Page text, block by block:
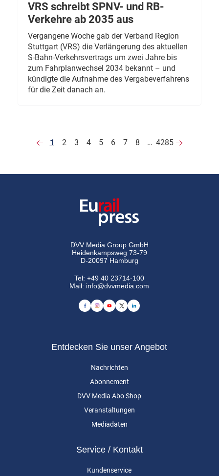
VRS schreibt SPNV- und RB-
Verkehre ab 2035 aus
Vergangene Woche gab der Verband Region
Stuttgart (VRS) die Verlängerung des aktuellen
S-Bahn-Verkehrsvertrags um zwei Jahre bis
zum Fahrplanwechsel 2034 bekannt – und
kündigte die Aufnahme des Vergabeverfahrens
für die Zeit danach an.
1 2 3 4 5 6 7 8 … 4285
DVV Media Group GmbH
Heidenkampsweg 73-79
D-20097 Hamburg
Tel:+49 40 23714-100
Mail: info@dvvmedia.com
Entdecken Sie unser Angebot
Nachrichten
Abonnement
DVV Media Abo Shop
Veranstaltungen
Mediadaten
Service / Kontakt
Kundenservice